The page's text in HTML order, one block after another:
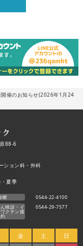
催のお知らせ(2026年1月24
88-6
ション科・外科
夏季
断
0544-22-4100
検診・イ
クチン接
0544-29-7577
金 土
日